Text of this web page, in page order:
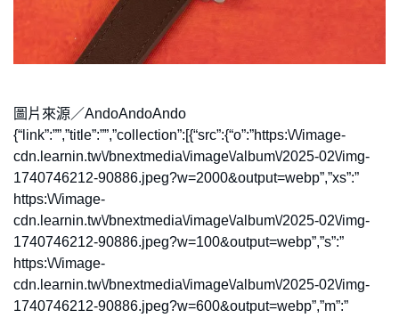
圖片來源／AndoAndoAndo
{“link”:””,”title”:””,”collection”:[{“src”:{“o”:”https:\/\/image-
cdn.learnin.tw\/bnextmedia\/image\/album\/2025-02\/img-
1740746212-90886.jpeg?w=2000&output=webp”,”xs”:”
https:\/\/image-
cdn.learnin.tw\/bnextmedia\/image\/album\/2025-02\/img-
1740746212-90886.jpeg?w=100&output=webp”,”s”:”
https:\/\/image-
cdn.learnin.tw\/bnextmedia\/image\/album\/2025-02\/img-
1740746212-90886.jpeg?w=600&output=webp”,”m”:”